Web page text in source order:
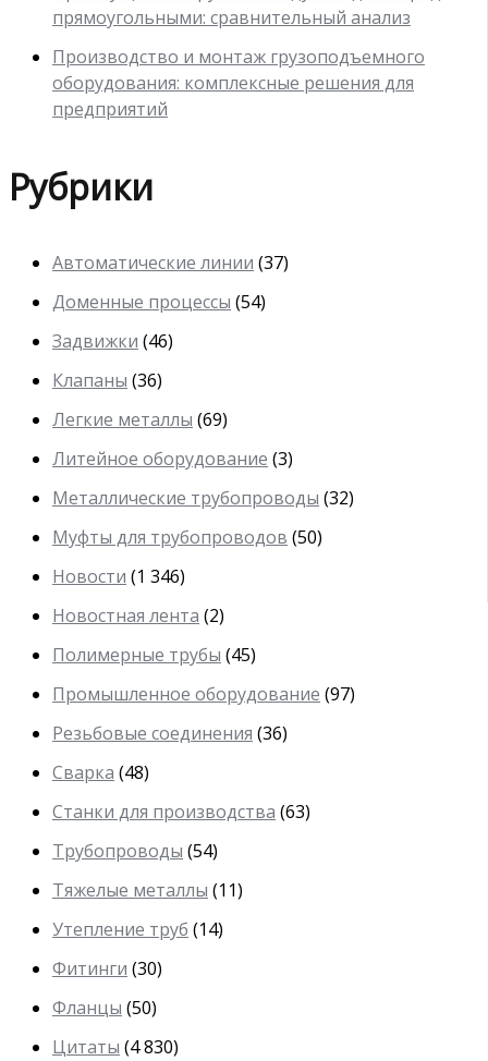
прямоугольными: сравнительный анализ
Производство и монтаж грузоподъемного
оборудования: комплексные решения для
предприятий
Рубрики
Автоматические линии (37)
Доменные процессы (54)
Задвижки (46)
Клапаны (36)
Легкие металлы (69)
Литейное оборудование (3)
Металлические трубопроводы (32)
Муфты для трубопроводов (50)
Новости (1 346)
Новостная лента (2)
Полимерные трубы (45)
Промышленное оборудование (97)
Резьбовые соединения (36)
Сварка (48)
Станки для производства (63)
Трубопроводы (54)
Тяжелые металлы (11)
Утепление труб (14)
Фитинги (30)
Фланцы (50)
Цитаты (4 830)